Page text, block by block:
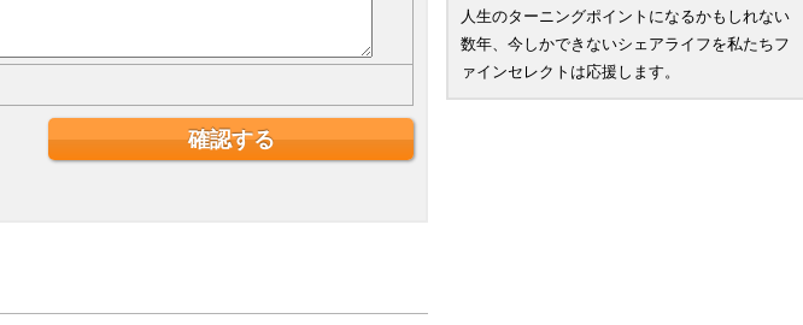
人生のターニングポイントになるかもしれない
数年、今しかできないシェアライフを私たちフ
ァインセレクトは応援します。